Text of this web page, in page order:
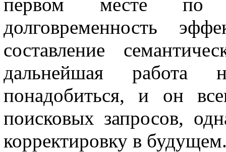
долговременность
составление
дальнейшая
понадобиться, и он
поисковых запросов,
корректировку в